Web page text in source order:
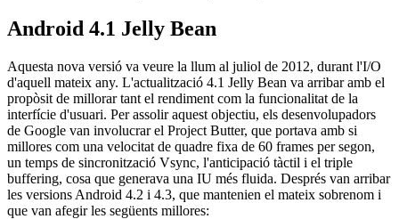
Android 4.1 Jelly Bean
Aquesta nova versió va veure la llum al juliol de 2012, durant l'I/O
d'aquell mateix any. L'actualització 4.1 Jelly Bean va arribar amb el
propòsit de millorar tant el rendiment com la funcionalitat de la
interfície d'usuari. Per assolir aquest objectiu, els desenvolupadors
de Google van involucrar el Project Butter, que portava amb si
millores com una velocitat de quadre fixa de 60 frames per segon,
un temps de sincronització Vsync, l'anticipació tàctil i el triple
buffering, cosa que generava una IU més fluida. Després van arribar
les versions Android 4.2 i 4.3, que mantenien el mateix sobrenom i
que van afegir les següents millores: